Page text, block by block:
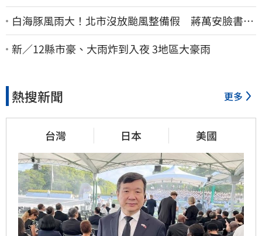
白海豚風雨大！北市沒放颱風整備假 蔣萬安臉書遭
網友灌爆：標準在哪？
新／12縣市豪、大雨炸到入夜 3地區大豪雨
熱搜新聞 更多
台灣 日本 美國